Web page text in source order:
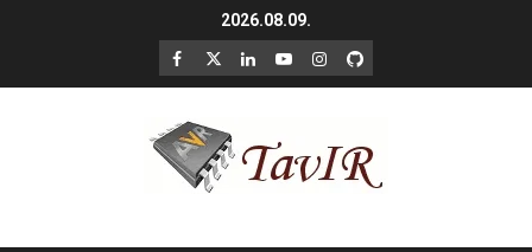
2026.08.09.
F X LinkedIn
YouTubeInstagram
GitHub